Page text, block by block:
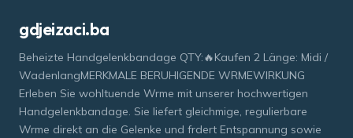
gdjeizaci.ba
Beheizte Handgelenkbandage QTY:🔥Kaufen 2 Länge: Midi /
WadenlangMERKMALE BERUHIGENDE WRMEWIRKUNG
Erleben Sie wohltuende Wrme mit unserer hochwertigen
Handgelenkbandage. Sie liefert gleichmige, regulierbare
Wrme direkt an die Gelenke und frdert Entspannung sowie